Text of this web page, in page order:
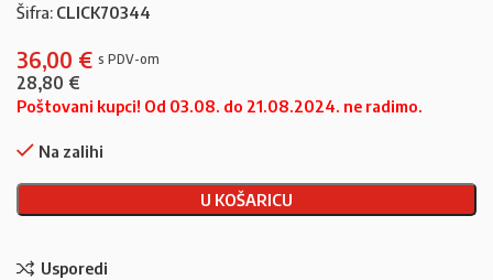
Šifra: CLICK70344
36,00 €
28,80 €
Poštovani kupci! Od 03.08. do 21.08.2024. ne radimo.
Na zalihi
U KOŠARICU
Usporedi